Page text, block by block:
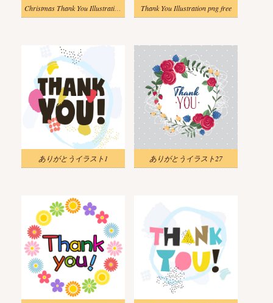
Christmas Thank You Illustration image Thank You Illustration png free
ありがとうイラスト1 ありがとうイラスト27